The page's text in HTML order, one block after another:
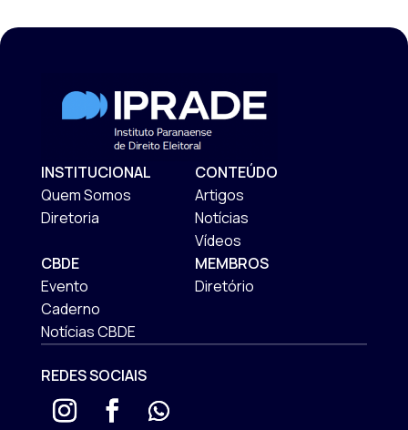
INSTITUCIONAL
Quem Somos
Diretoria
CONTEÚDO
Artigos
Notícias
Vídeos
CBDE
Evento
Caderno
Notícias CBDE
MEMBROS
Diretório
REDES SOCIAIS